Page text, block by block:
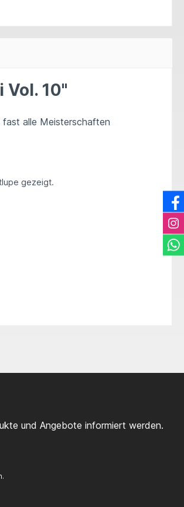
10"
alle Meisterschaften
gezeigt.
und Angebote informiert werden.